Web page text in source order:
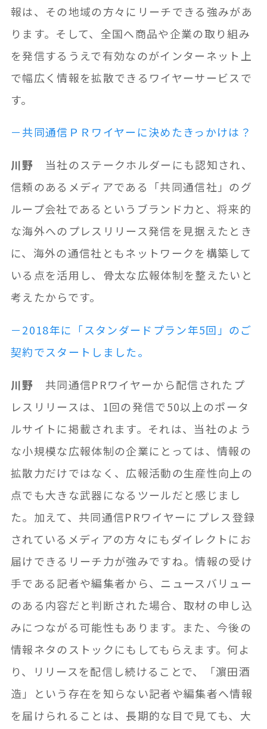
報は、その地域の方々にリーチできる強みがあ
ります。そして、全国へ商品や企業の取り組み
を発信するうえで有効なのがインターネット上
で幅広く情報を拡散できるワイヤーサービスで
す。
－共同通信ＰＲワイヤーに決めたきっかけは？
川野 当社のステークホルダーにも認知され、
信頼のあるメディアである「共同通信社」のグ
ループ会社であるというブランド力と、将来的
な海外へのプレスリリース発信を見据えたとき
に、海外の通信社ともネットワークを構築して
いる点を活用し、骨太な広報体制を整えたいと
考えたからです。
－2018年に「スタンダードプラン年5回」のご
契約でスタートしました。
川野 共同通信PRワイヤーから配信されたプ
レスリリースは、1回の発信で50以上のポータ
ルサイトに掲載されます。それは、当社のよう
な小規模な広報体制の企業にとっては、情報の
拡散力だけではなく、広報活動の生産性向上の
点でも大きな武器になるツールだと感じまし
た。加えて、共同通信PRワイヤーにプレス登録
されているメディアの方々にもダイレクトにお
届けできるリーチ力が強みですね。情報の受け
手である記者や編集者から、ニュースバリュー
のある内容だと判断された場合、取材の申し込
みにつながる可能性もあります。また、今後の
情報ネタのストックにもしてもらえます。何よ
り、リリースを配信し続けることで、「濵田酒
造」という存在を知らない記者や編集者へ情報
を届けられることは、長期的な目で見ても、大